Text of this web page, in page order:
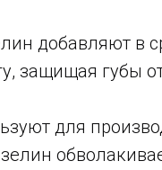
добавляют в
защищая губы
для